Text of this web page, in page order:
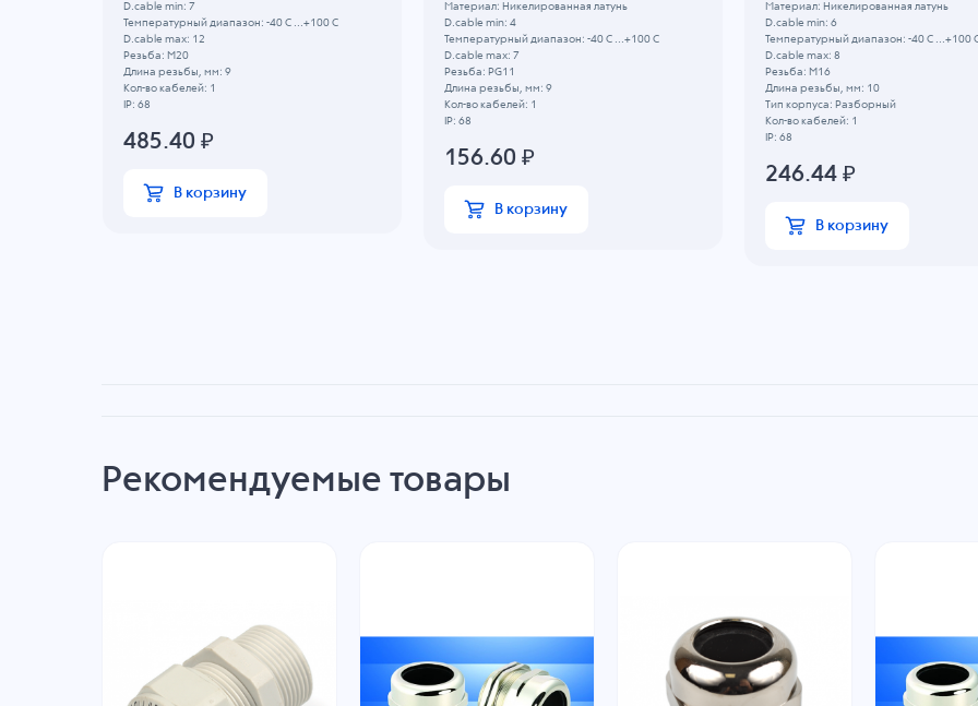
D.cable min: 7
Температурный диапазон: -40 C ...+100 C
D.cable max: 12
Резьба: M20
Длина резьбы, мм: 9
Кол-во кабелей: 1
IP: 68
485.40 ₽
В корзину
Материал: Никелированная латунь
D.cable min: 4
Температурный диапазон: -40 C ...+100 C
D.cable max: 7
Резьба: PG11
Длина резьбы, мм: 9
Кол-во кабелей: 1
IP: 68
156.60 ₽
В корзину
Материал: Никелированная латунь
D.cable min: 6
Температурный диапазон: -40 C ...+100
D.cable max: 8
Резьба: M16
Длина резьбы, мм: 10
Тип корпуса: Разборный
Кол-во кабелей: 1
IP: 68
246.44₽
В корзину
Рекомендуемые товары